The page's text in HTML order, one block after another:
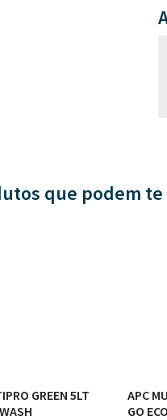
que podem
5LT
APC
GO ECO WASH